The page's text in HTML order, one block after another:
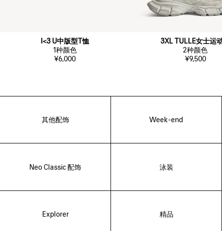
I<3 U中版型T恤
1种颜色
¥6,000
3XL TULLE女士运
2种颜色
¥9,500
其他配饰 Week-end
Neo Classic 配饰 泳装
Explorer 精品